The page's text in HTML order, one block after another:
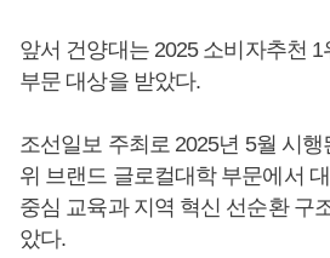
앞서 건양대는 2025 소비자추천
부문 대상을 받았다.
조선일보 주최로 2025년 5월 시
위 브랜드 글로컬대학 부문에서
중심 교육과 지역 혁신 선순환 구
았다.